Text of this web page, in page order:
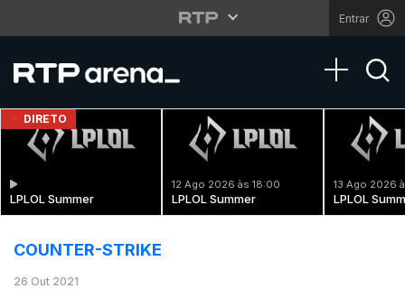
Entrar
Toggle
DIRETO
LPLOL Summer
12 Ago 2026 às 18:00
LPLOL Summer
13 Ago 2026
LPLOL
COUNTER-STRIKE
26 Out 2021